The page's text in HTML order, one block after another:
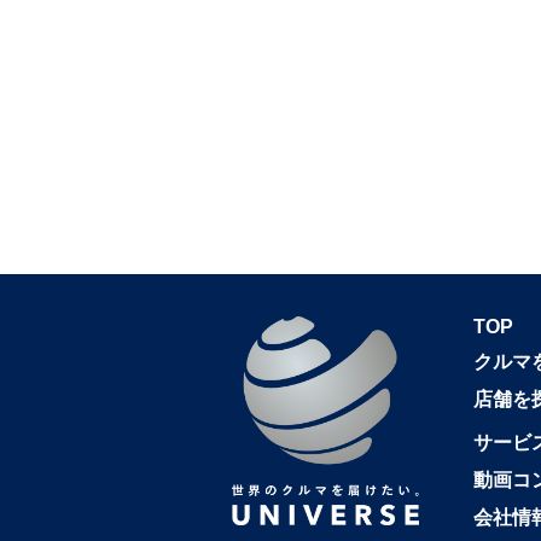
TOP
クルマ
店舗を
サービ
動画コ
会社情